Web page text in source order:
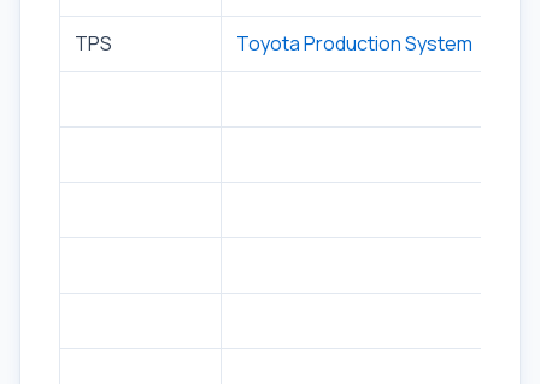
TPS Toyota Production System